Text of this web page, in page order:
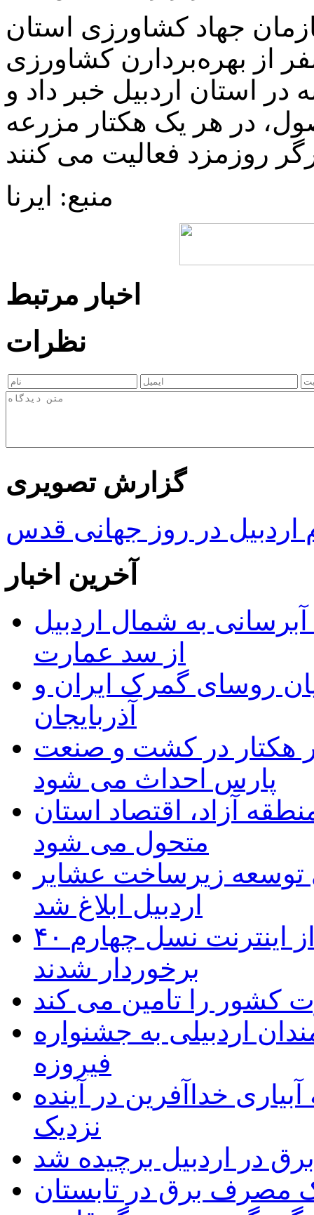
جهاد کشاورزی استان
از فعالیت یک هزار و ۱۰۰ نفر از بهره‌بردارن کشاورزی
استان اردبیل خبر داد و
در هر یک هکتار مزرعه
منبع: ایرنا
اخبار مرتبط
نظرات
گزارش تصویری
در روز جهانی قدس
آخرین اخبار
ماده ۲۳ طرح آبرسانی به شمال اردبیل
از سد عمارت
روسای گمرک ایران و
آذربایجان
هکتار در کشت و صنعت
پارس احداث می شود
آزاد، اقتصاد استان
متحول می شود
برای توسعه زیرساخت عشایر
اردبیل ابلاغ شد
۴۰ روستای شهرستان گِرمی از اینترنت نسل چهارم
برخوردار شدند
به۵۰ اثر هنرمندان اردبیلی به جشنواره
فیروزه
خداآفرین در آینده
نزدیک
مصرف برق در تابستان